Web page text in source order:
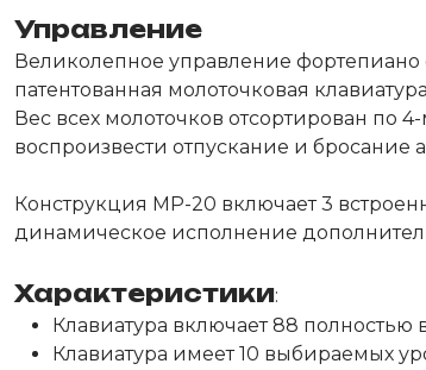
Управление
Великолепное управление
патентованная молоточковая
Вес всех молоточков отсортирован по
воспроизвести отпускание и бросание
Конструкция МР-20 включает 3
динамическое исполнение
Характеристики:
Клавиатура включает 88
Клавиатура имеет 10 выбираемых